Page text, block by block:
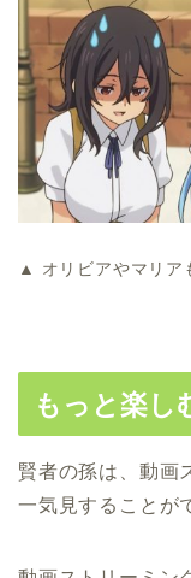
▲ オリビアやマリア
もっと楽し
賢者の孫は、動画
一気見することが